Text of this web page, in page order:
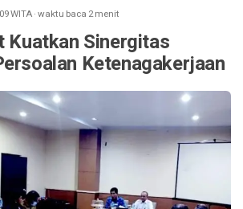
WITA·waktu baca 2 menit
Kuatkan Sinergitas
Ketenagakerjaan